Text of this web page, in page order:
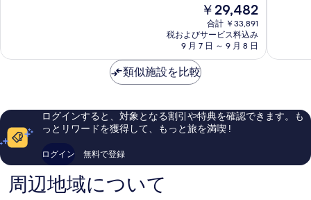
ォ
カ
リ
ー
も
コ
944
件
の
口
現
在
の
料
金
は
￥29,482
￥29,482
合計 ￥33,891
税およびサービス料込み
9 月 7 日 ～ 9 月 8 日
素
い、
口
類似施設を比較
ログインすると、対象となる割引や特典を確認できます。も
っとリワードを獲得して、もっと旅を満喫 !
ログイン 無料で登録
周辺地域について